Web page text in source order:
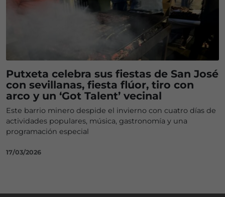
Putxeta celebra sus fiestas de San José
con sevillanas, fiesta flúor, tiro con
arco y un ‘Got Talent’ vecinal
Este barrio minero despide el invierno con cuatro días de
actividades populares, música, gastronomía y una
programación especial
17/03/2026